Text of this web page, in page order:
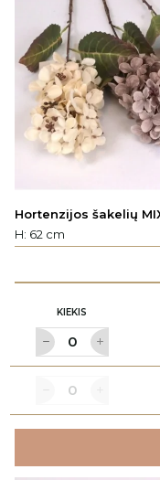
Hortenzijos šakelių
H: 62 cm
KIEKIS